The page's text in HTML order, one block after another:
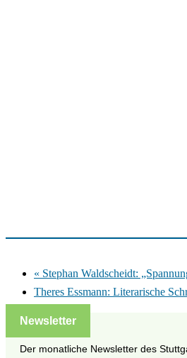
« Stephan Waldscheidt:
Theres Essmann: Literarische
Newsletter
Der monatliche Newsletter des